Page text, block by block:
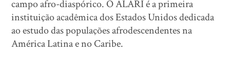
campo afro-diaspórico. O ALARI é a primeira
instituição acadêmica dos Estados Unidos dedicada
ao estudo das populações afrodescendentes na
América Latina e no Caribe.